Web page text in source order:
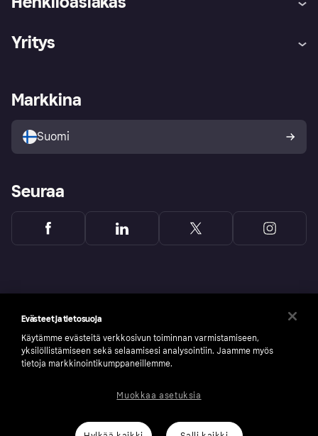
Ohje
Kirjaudu sisään
Tutustu kauppoihin
Ostajan turva
Yritys
Kirjaudu sisään yrityksenä
Markkina
Suomi
Seuraa
number: 556737-0431
Evästeet ja tietosuoja
Käytämme evästeitä verkkosivun toiminnan varmistamiseen,
yksilöllistämiseen sekä selaamisesi analysointiin. Jaamme myös
tietoja markkinointikumppaneillemme.
Muokkaa asetuksia